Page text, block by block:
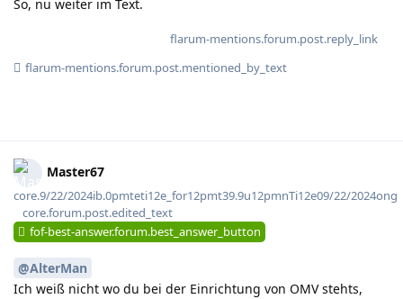
So, nu weiter im Text.
flarum-mentions.forum.post.reply_link
flarum-mentions.forum.post.mentioned_by_text
Master67
core.9/22/2024ib.0pmteti12e_for12pmt39.9u12pmnTi12e09/22/2024ong
core.forum.post.edited_text
fof-best-answer.forum.best_answer_button
@AlterMan
Ich weiß nicht wo du bei der Einrichtung von OMV stehts,